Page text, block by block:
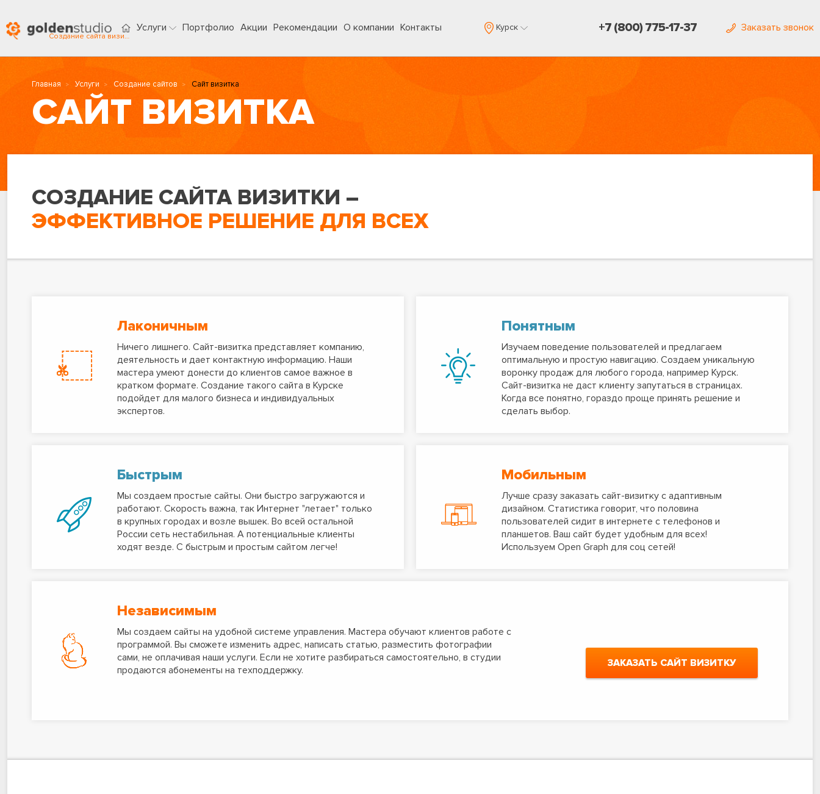
Создание сайта визитки в Курске
Услуги Портфолио Акции Рекомендации О компании Контакты Курск +7 (800) 775-17-37 Заказать звонок
Главная Услуги Создание сайтов Сайт визитка
САЙТ ВИЗИТКА
СОЗДАНИЕ САЙТА ВИЗИТКИ –
ЭФФЕКТИВНОЕ РЕШЕНИЕ ДЛЯ ВСЕХ
Лаконичным
Ничего лишнего. Сайт-визитка представляет компанию,
деятельность и дает контактную информацию. Наши
мастера умеют донести до клиентов самое важное в
кратком формате. Создание такого сайта в Курске
подойдет для малого бизнеса и индивидуальных
экспертов.
Понятным
Изучаем поведение пользователей и предлагаем
оптимальную и простую навигацию. Создаем уникальную
воронку продаж для любого города, например Курск.
Сайт-визитка не даст клиенту запутаться в страницах.
Когда все понятно, гораздо проще принять решение и
сделать выбор.
Быстрым
Мы создаем простые сайты. Они быстро загружаются и
работают. Скорость важна, так Интернет "летает" только
в крупных городах и возле вышек. Во всей остальной
России сеть нестабильная. А потенциальные клиенты
ходят везде. С быстрым и простым сайтом легче!
Мобильным
Лучше сразу заказать сайт-визитку с адаптивным
дизайном. Статистика говорит, что половина
пользователей сидит в интернете с телефонов и
планшетов. Ваш сайт будет удобным для всех!
Используем Open Graph для соц сетей!
Независимым
Мы создаем сайты на удобной системе управления. Мастера обучают клиентов работе с
программой. Вы сможете изменить адрес, написать статью, разместить фотографии
сами, не оплачивая наши услуги. Если не хотите разбираться самостоятельно, в студии
продаются абонементы на техподдержку.
ЗАКАЗАТЬ САЙТ ВИЗИТКУ